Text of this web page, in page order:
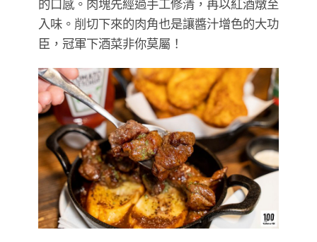
的口感。肉塊先經過手工修清，再以紅酒燉至
入味。削切下來的肉角也是讓醬汁增色的大功
臣，冠軍下酒菜非你莫屬！